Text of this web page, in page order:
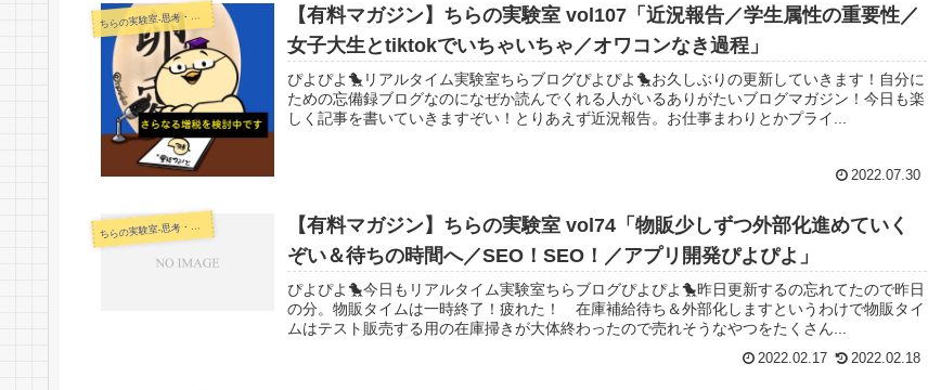
ち らの実験室-思考・失敗談・リアルタイム実況等を発信します-
【有料マガジン】ちらの実験室 vol107「近況報告／学生属性の重要性／
女子大生とtiktokでいちゃいちゃ／オワコンなき過程」
ぴよぴよ🐤リアルタイム実験室ちらブログぴよぴよ🐤お久しぶりの更新していきます！自分に
ための忘備録ブログなのになぜか読んでくれる人がいるありがたいブログマガジン！今日も楽
しく記事を書いていきますぞい！とりあえず近況報告。お仕事まわりとかプライ...
2022.07.30
ち らの実験室-思考・失敗談・リアルタイム実況等を発信します-
【有料マガジン】ちらの実験室 vol74「物販少しずつ外部化進めていく
ぞい＆待ちの時間へ／SEO！SEO！／アプリ開発ぴよぴよ」
ぴよぴよ🐤今日もリアルタイム実験室ちらブログぴよぴよ🐤昨日更新するの忘れてたので昨日
の分。物販タイムは一時終了！疲れた！ 在庫補給待ち＆外部化しますというわけで物販タイ
ムはテスト販売する用の在庫掃きが大体終わったので売れそうなやつをたくさん...
2022.02.17 2022.02.18